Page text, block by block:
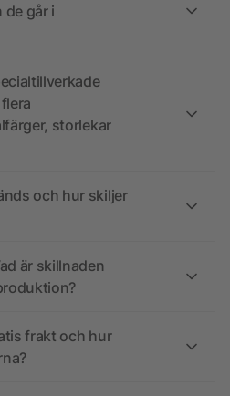
de går i
storlekar
och hur skiljer
är skillnaden
frakt och hur